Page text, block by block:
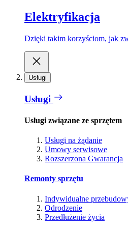
Elektryfikacja
Dzięki takim korzyściom, jak
Usługi
Usługi
Usługi związane ze sprzętem
Usługi na żądanie
Umowy serwisowe
Rozszerzona Gwarancja
Remonty sprzętu
Indywidualne
Odrodzenie
Przedłużenie życia